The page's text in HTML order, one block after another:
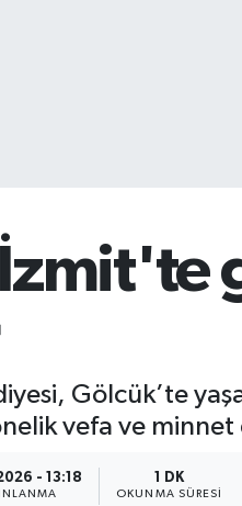
İzmit'te
Gölcük’te
vefa ve
- 13:18 1 DK
OKUNMA SÜRESI